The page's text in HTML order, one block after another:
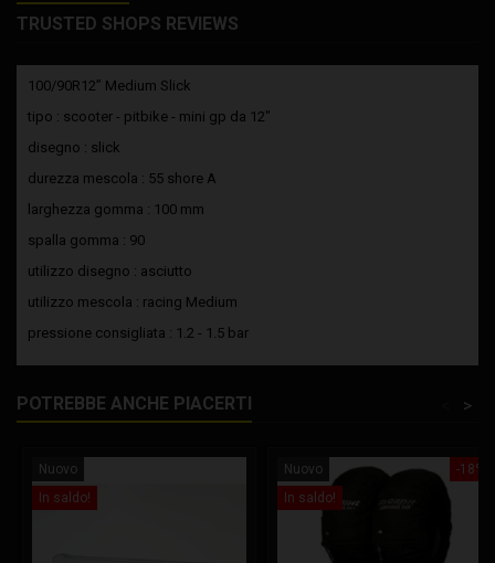
TRUSTED SHOPS REVIEWS
100/90R12” Medium Slick
tipo : scooter - pitbike - mini gp da 12"
disegno : slick
durezza mescola : 55 shore A
larghezza gomma : 100 mm
spalla gomma : 90
utilizzo disegno : asciutto
utilizzo mescola : racing Medium
pressione consigliata : 1.2 - 1.5 bar
POTREBBE ANCHE PIACERTI >
Nuovo
In saldo!
-18%
Nuovo
In saldo!